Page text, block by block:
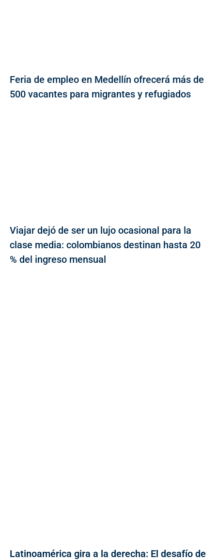
Feria de empleo en Medellín ofrecerá más de
500 vacantes para migrantes y refugiados
Viajar dejó de ser un lujo ocasional para la
clase media: colombianos destinan hasta 20
% del ingreso mensual
Latinoamérica gira a la derecha: El desafío de